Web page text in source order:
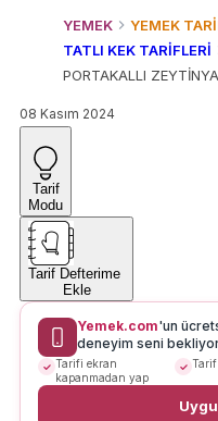
YEMEK YEMEK
TATLI KEK TARİFLERİ
PORTAKALLI
08 Kasım 2024
Tarif
Modu
Tarif Defterime
Ekle
Yemek.com'un
deneyim seni
Tarifi ekran
kapanmadan yap
Tarif